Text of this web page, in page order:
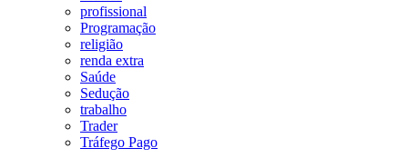
profissional
Programação
religião
renda extra
Saúde
Sedução
trabalho
Trader
Tráfego Pago